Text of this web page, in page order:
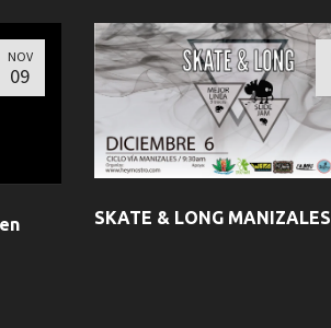
NOV
09
SKATE & LONG MANIZALES